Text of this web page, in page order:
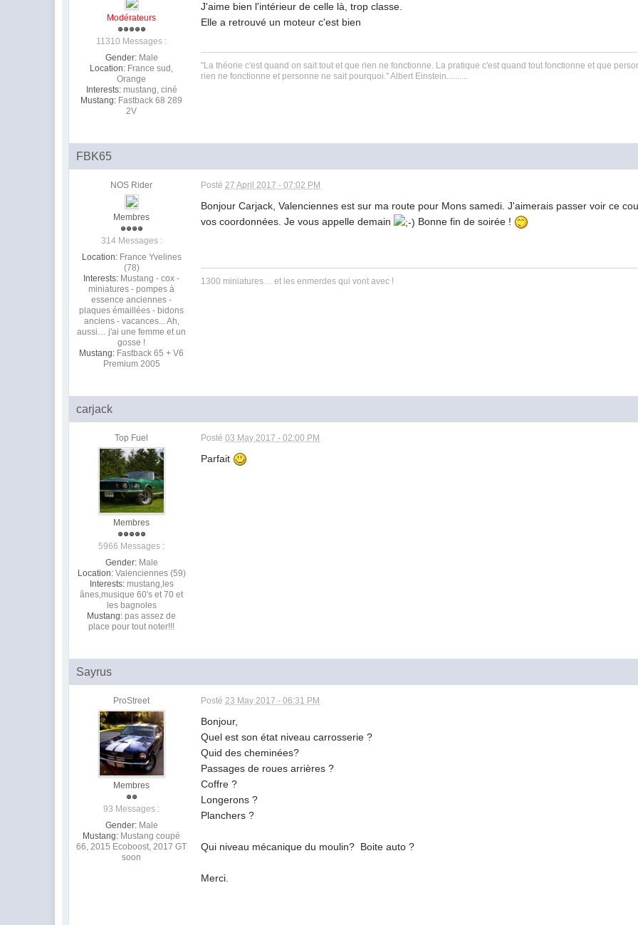
Modérateurs
11310 Messages :
Gender: Male
Location: France sud,
Orange
Interests: mustang, ciné
Mustang: Fastback 68 289
2V
J'aime bien l'intérieur de celle là, trop classe.
Elle a retrouvé un moteur c'est bien
"La théorie c'est quand on sait tout et que rien ne fonctionne. La pratique c'est quand tout fonctionne et que
rien ne fonctionne et personne ne sait pourquoi." Albert Einstein..........
FBK65
NOS Rider
Membres
314 Messages :
Location: France Yvelines
(78)
Interests: Mustang - cox -
miniatures - pompes à
essence anciennes -
plaques émaillées - bidons
anciens - vacances... Ah,
aussi… j'ai une femme et un
gosse !
Mustang: Fastback 65 + V6
Premium 2005
Posté27 April 2017 - 07:02 PM
Bonjour Carjack, Valenciennes est sur ma route pour Mons samedi. J'aimerais passer voir ce
vos coordonnées. Je vous appelle demain
Bonne fin de soirée !
1300 miniatures… et les enmerdes qui vont avec !
carjack
Top Fuel
Membres
5966 Messages :
Gender: Male
Location: Valenciennes (59)
Interests: mustang,les
ânes,musique 60's et 70 et
les bagnoles
Mustang: pas assez de
place pour tout noter!!!
Posté03 May 2017 - 02:00 PM
Parfait
Sayrus
ProStreet
Membres
93 Messages :
Gender: Male
Mustang: Mustang coupé
66, 2015 Ecoboost, 2017 GT
soon
Posté23 May 2017 - 06:31 PM
Bonjour,
Quel est son état niveau carrosserie ?
Quid des cheminées?
Passages de roues arrières ?
Coffre ?
Longerons ?
Planchers ?
Qui niveau mécanique du moulin? Boite auto ?
Merci.